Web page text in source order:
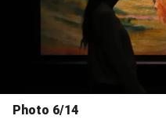
Photo 6/14